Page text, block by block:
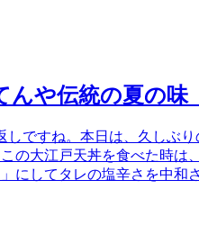
んや伝統の夏の味
しですね。本日は、久しぶ
の大江戸天丼を食べた時は
にしてタレの塩辛さを中和